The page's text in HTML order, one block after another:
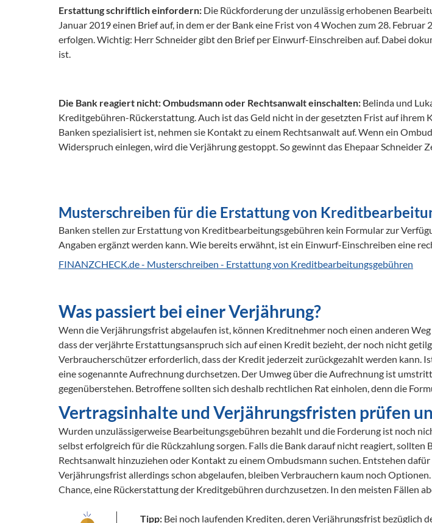
Erstattung schriftlich einfordern: Die Rückforderung der unzulässig erhobenen
Januar 2019 einen Brief auf, in dem er der Bank eine Frist von 4 Wochen zum 28.
erfolgen. Wichtig: Herr Schneider gibt den Brief per Einwurf-Einschreiben auf. Dabei
Die Bank reagiert nicht: Ombudsmann oder Rechtsanwalt einschalten: Belinda und
Kreditgebühren-Rückerstattung. Auch ist das Geld nicht in der gesetzten Frist auf ihrem
Banken spezialisiert ist, nehmen sie Kontakt zu einem Rechtsanwalt auf. Wenn ein
Widerspruch einlegen, wird die Verjährung gestoppt. So gewinnt das Ehepaar Schneider
Musterschreiben für die Erstattung von
Banken stellen zur Erstattung von Kreditbearbeitungsgebühren kein Formular zur
Angaben ergänzt werden kann. Wie bereits erwähnt, ist ein Einwurf-Einschreiben eine
FINANZCHECK.de - Musterschreiben - Erstattung von Kreditbearbeitungsgebühren
Was passiert bei einer Verjährung?
Wenn die Verjährungsfrist abgelaufen ist, können Kreditnehmer noch einen anderen
dass der verjährte Erstattungsanspruch sich auf einen Kredit bezieht, der noch nicht
Verbraucherschützer erforderlich, dass der Kredit jederzeit zurückgezahlt werden kann.
eine sogenannte Aufrechnung durchsetzen. Der Umweg über die Aufrechnung ist
gegenüberstehen. Betroffene sollten sich deshalb rechtlichen Rat einholen, denn die
Vertragsinhalte und Verjährungsfristen prüfen
Wurden unzulässigerweise Bearbeitungsgebühren bezahlt und die Forderung ist noch
selbst erfolgreich für die Rückzahlung sorgen. Falls die Bank darauf nicht reagiert, sollten
Rechtsanwalt hinzuziehen oder Kontakt zu einem Ombudsmann suchen. Entstehen
Verjährungsfrist allerdings schon abgelaufen, bleiben Verbrauchern kaum noch
Chance, eine Rückerstattung der Kreditgebühren durchzusetzen. In den meisten Fällen
Tipp: Bei noch laufenden Krediten, deren Verjährungsfrist bezüglich